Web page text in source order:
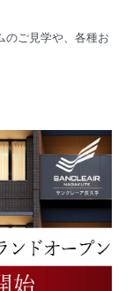
のご見学や、各種お